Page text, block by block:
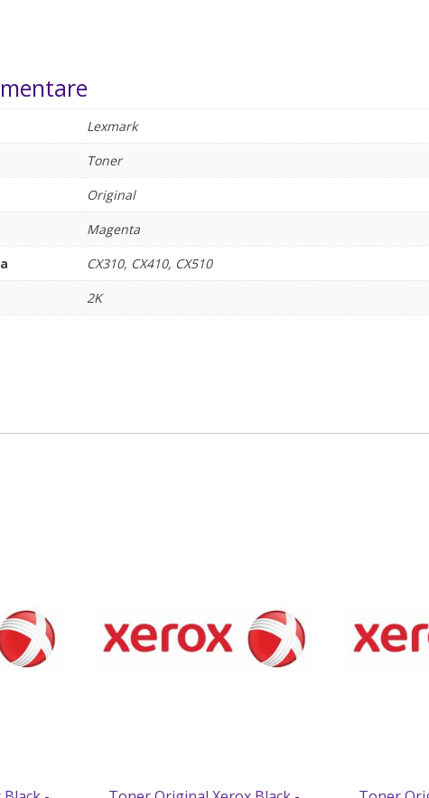
Lexmark
Toner
Original
Magenta
CX310, CX410, CX510
2K